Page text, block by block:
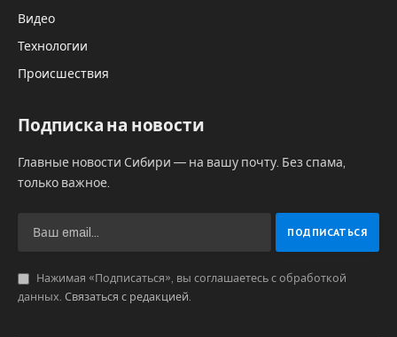
Видео
Технологии
Происшествия
Подписка на новости
Главные новости Сибири — на вашу почту. Без спама,
только важное.
Нажимая «Подписаться», вы соглашаетесь с обработкой
данных. Связаться с редакцией.